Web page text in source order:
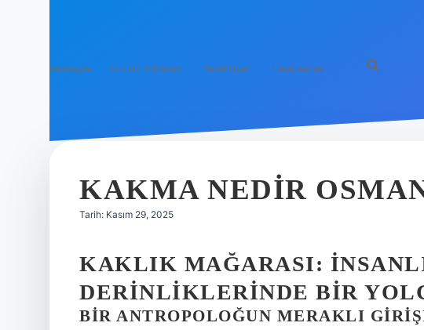
Anasayfa Gizlilik Politikası Yasal Uyarı Hakkımızda
KAKMA NEDIR
Tarih: Kasım 29, 2025
KAKLIK MAĞARASI:
DERINLIKLERINDE BIR
BIR ANTROPOLOĞUN MERAKLI